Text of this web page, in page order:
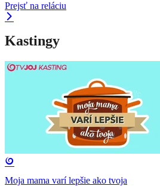
Prejsť na reláciu
Kastingy
Moja mama varí lepšie ako tvoja